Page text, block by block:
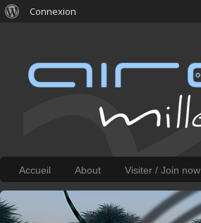
Accueil About Visiter / Join now
Connexion